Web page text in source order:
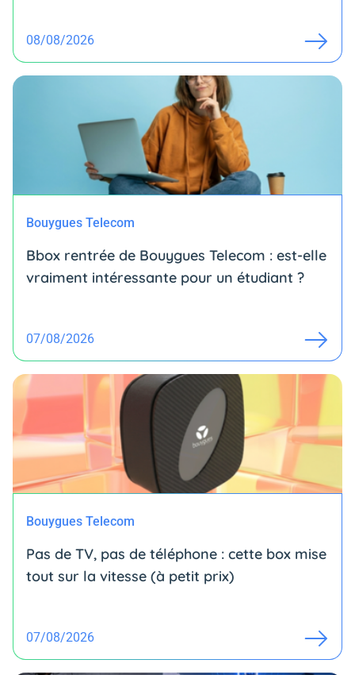
08/08/2026
Bouygues Telecom
Bbox rentrée de Bouygues Telecom : est-elle
vraiment intéressante pour un étudiant ?
07/08/2026
Bouygues Telecom
Pas de TV, pas de téléphone : cette box mise
tout sur la vitesse (à petit prix)
07/08/2026